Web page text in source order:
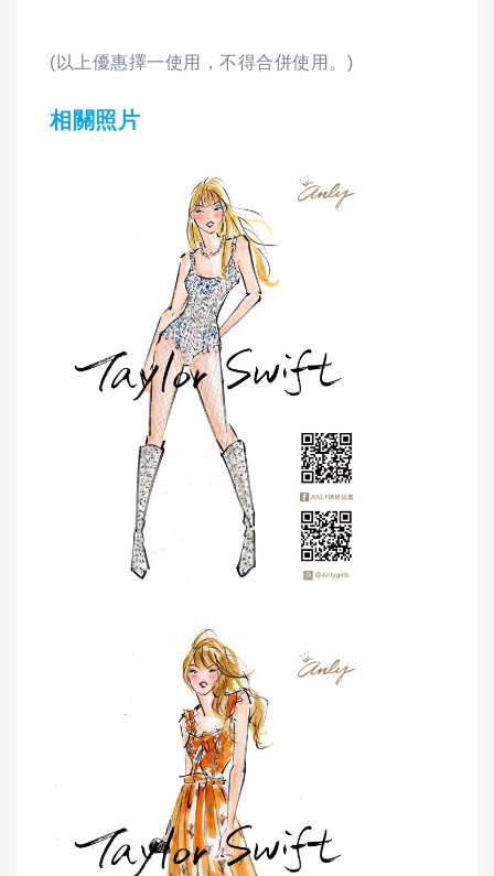
(以上優惠擇一使用，不得合併使用。)
相關照片